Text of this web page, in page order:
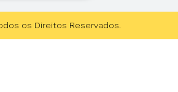
os Direitos Reservados.